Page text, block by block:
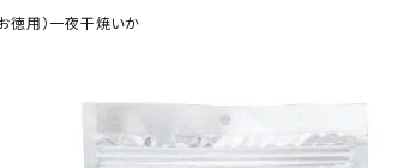
徳用）一夜干焼いか